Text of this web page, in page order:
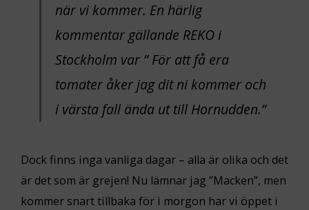
när vi kommer. En härlig
kommentar gällande REKO i
Stockholm var ”För att få era
tomater åker jag dit ni kommer och
i värsta fall ända ut till Hornudden.”
Dock finns inga vanliga dagar – alla är olika och det
är det som är grejen! Nu lämnar jag ”Macken”, men
kommer snart tillbaka för i morgon har vi öppet i